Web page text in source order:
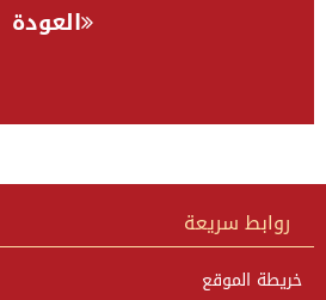
مشاهدة معرض الصور
العودة
روابط سريعة
خريطة الموقع